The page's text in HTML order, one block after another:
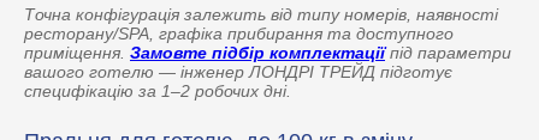
Точна конфігурація залежить від типу номерів, наявності
ресторану/SPA, графіка прибирання та доступного
приміщення. Замовте підбір комплектаціїпід параметри
вашого готелю — інженер ЛОНДРІ ТРЕЙД підготує
специфікацію за 1–2 робочих дні.